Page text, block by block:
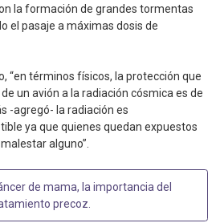
la formación de grandes tormentas
el pasaje a máximas dosis de
“en términos físicos, la protección que
un avión a la radiación cósmica es de
-agregó- la radiación es
ya que quienes quedan expuestos
alguno”.
de mama, la importancia del
precoz